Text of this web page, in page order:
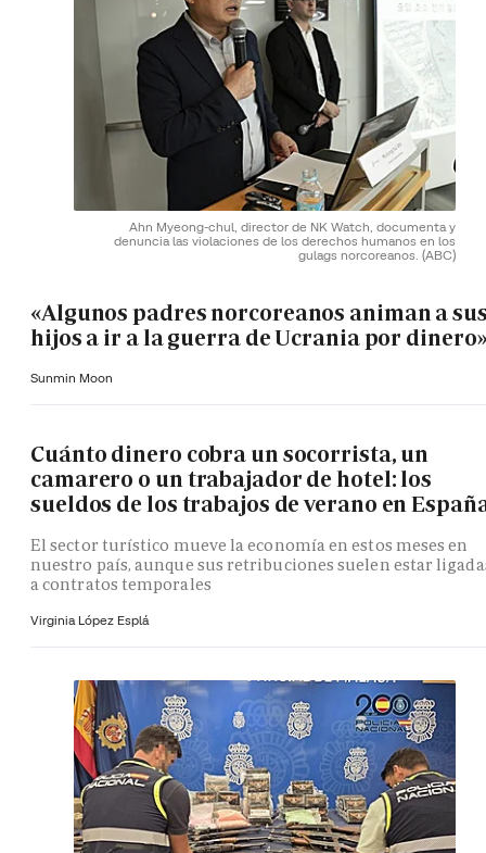
Ahn Myeong-chul, director de NK Watch, documenta y
denuncia las violaciones de los derechos humanos en los
gulags norcoreanos. (ABC)
«Algunos padres norcoreanos animan a
hijos a ir a la guerra de Ucrania por
Sunmin Moon
Cuánto dinero cobra un socorrista, un
camarero o un trabajador de hotel: los
sueldos de los trabajos de verano en
El sector turístico mueve la economía en estos meses en
nuestro país, aunque sus retribuciones suelen estar
a contratos temporales
Virginia López Esplá